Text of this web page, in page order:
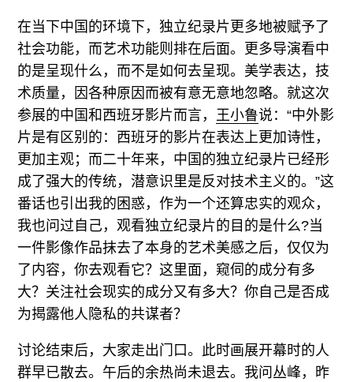
在当下中国的环境下，独立纪录片更多地被赋予了
社会功能，而艺术功能则排在后面。更多导演看中
的是呈现什么，而不是如何去呈现。美学表达，技
术质量，因各种原因而被有意无意地忽略。就这次
参展的中国和西班牙影片而言， 王小鲁说：“中外影
片是有区别的：西班牙的影片在表达上更加诗性，
更加主观；而二十年来，中国的独立纪录片已经形
成了强大的传统，潜意识里是反对技术主义的。”这
番话也引出我的困惑，作为一个还算忠实的观众，
我也问过自己，观看独立纪录片的目的是什么?当
一件影像作品抹去了本身的艺术美感之后，仅仅为
了内容，你去观看它？这里面，窥伺的成分有多
大？关注社会现实的成分又有多大？你自己是否成
为揭露他人隐私的共谋者？
讨论结束后，大家走出门口。此时画展开幕时的人
群早已散去。午后的余热尚未退去。我问丛峰，昨